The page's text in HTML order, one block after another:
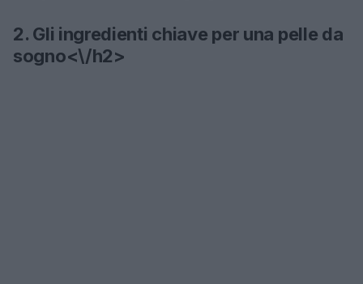
2. Gli ingredienti chiave per una pelle da
sogno<\/h2>